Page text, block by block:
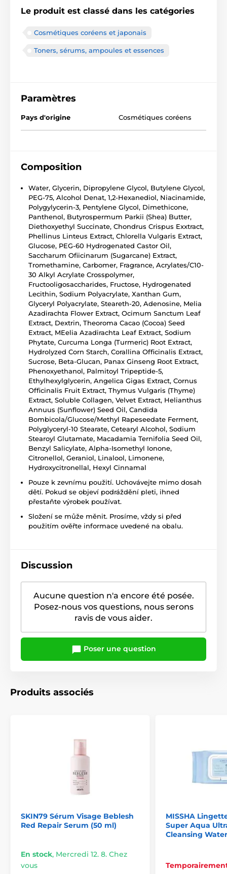
Le produit est classé dans les catégories
Cosmétiques coréens et japonais
Toners, sérums, ampoules et essences
Paramètres
Pays d'origine Cosmétiques coréens
Composition
Water, Glycerin, Dipropylene Glycol, Butylene Glycol,
PEG-75, Alcohol Denat, 1,2-Hexanediol, Niacinamide,
Polygylycerin-3, Pentylene Glycol, Dimethicone,
Panthenol, Butyrospermum Parkii (Shea) Butter,
Diethoxyethyl Succinate, Chondrus Crispus Exxtract,
Phellinus Linteus Extract, Chlorella Vulgaris Extract,
Glucose, PEG-60 Hydrogenated Castor Oil,
Saccharum Ofiicinarum (Sugarcane) Extract,
Tromethamine, Carbomer, Fragrance, Acrylates/C10-
30 Alkyl Acrylate Crosspolymer,
Fructooligosaccharides, Fructose, Hydrogenated
Lecithin, Sodium Polyacrylate, Xanthan Gum,
Glyceryl Polyacrylate, Steareth-20, Adenosine, Melia
Azadirachta Flower Extract, Ocimum Sanctum Leaf
Extract, Dextrin, Theoroma Cacao (Cocoa) Seed
Extract, MEelia Azadirachta Leaf Extract, Sodium
Phytate, Curcuma Longa (Turmeric) Root Extract,
Hydrolyzed Corn Starch, Corallina Officinalis Extract,
Sucrose, Beta-Glucan, Panax Ginseng Root Extract,
Phenoxyethanol, Palmitoyl Tripeptide-5,
Ethylhexylglycerin, Angelica Gigas Extract, Cornus
Officinalis Fruit Extract, Thymus Vulgaris (Thyme)
Extract, Soluble Collagen, Velvet Extract, Helianthus
Annuus (Sunflower) Seed Oil, Candida
Bombicola/Glucose/Methyl Rapeseedate Ferment,
Polyglyceryl-10 Stearate, Cetearyl Alcohol, Sodium
Stearoyl Glutamate, Macadamia Ternifolia Seed Oil,
Benzyl Salicylate, Alpha-Isomethyl Ionone,
Citronellol, Geraniol, Linalool, Limonene,
Hydroxycitronellal, Hexyl Cinnamal
Pouze k zevnímu použití. Uchovávejte mimo dosah
dětí. Pokud se objeví podráždění pleti, ihned
přestaňte výrobek používat.
Složení se může měnit. Prosíme, vždy si před
použitím ověřte informace uvedené na obalu.
Discussion
Aucune question n'a encore été posée.
Posez-nous vos questions, nous serons
ravis de vous aider.
Poser une question
Produits associés
SKIN79 Sérum Visage Beblesh
Red Repair Serum (50 ml)
En stock, Mercredi 12. 8. Chez
vous
MISSHA
Super Aqua
Cleansing